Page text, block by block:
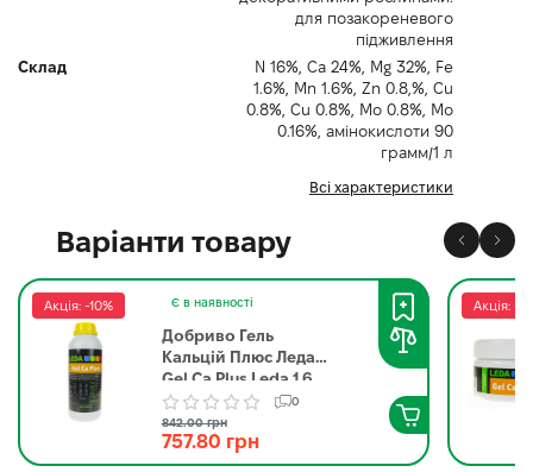
для позакореневого
підживлення
Склад
N 16%, Са 24%, Мg 32%, Fе
1.6%, Mn 1.6%, Zn 0.8,%, Сu
0.8%, Сu 0.8%, Мо 0.8%, Мо
0.16%, амінокислоти 90
грамм/1 л
Всі характеристики
Варіанти товару
Акція: -10% Є в наявності
Добриво Гель
Кальцій Плюс Леда |
Gel Ca Plus Leda 1.6
кг
0
842.00 грн
757.80 грн
Акція: -